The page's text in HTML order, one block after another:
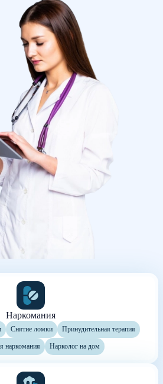
Наркомания
Снятие ломки Принудительная терапия
наркомания Нарколог на дом